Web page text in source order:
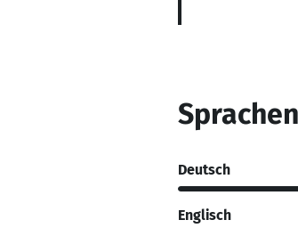
Sprachen
Deutsch
Englisch